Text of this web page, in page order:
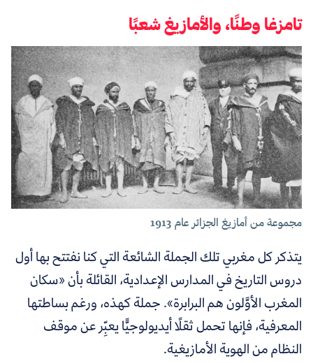
تامزغا وطنًا، والأمازيغ شعبًا
مجموعة من أمازيغ الجزائر عام 1913
يتذكر كل مغربي تلك الجملة الشائعة التي كنا نفتتح بها أول
دروس التاريخ في المدارس الإعدادية، القائلة بأن «سكان
المغرب الأوَّلون هم البرابرة». جملة كهذه، ورغم بساطتها
المعرفية، فإنها تحمل ثقلًا أيديولوجيًّا يعبِّر عن موقف
النظام من الهوية الأمازيغية.